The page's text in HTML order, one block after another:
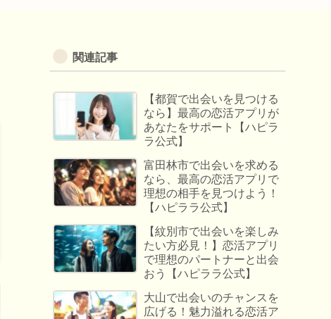
関連記事
【都賀で出会いを見つける
なら】最高の恋活アプリが
あなたをサポート【ハピラ
ラ公式】
富田林市で出会いを求める
なら、最高の恋活アプリで
理想の相手を見つけよう！
【ハピララ公式】
【紋別市で出会いを楽しみ
たい方必見！】恋活アプリ
で理想のパートナーと出会
おう【ハピララ公式】
大山で出会いのチャンスを
広げる！魅力溢れる恋活ア